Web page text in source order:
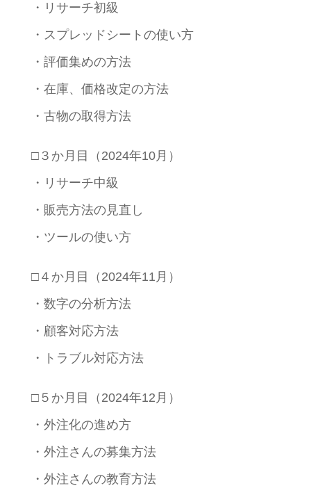
・リサーチ初級
・スプレッドシートの使い方
・評価集めの方法
・在庫、価格改定の方法
・古物の取得方法
□３か月目（2024年10月）
・リサーチ中級
・販売方法の見直し
・ツールの使い方
□４か月目（2024年11月）
・数字の分析方法
・顧客対応方法
・トラブル対応方法
□５か月目（2024年12月）
・外注化の進め方
・外注さんの募集方法
・外注さんの教育方法